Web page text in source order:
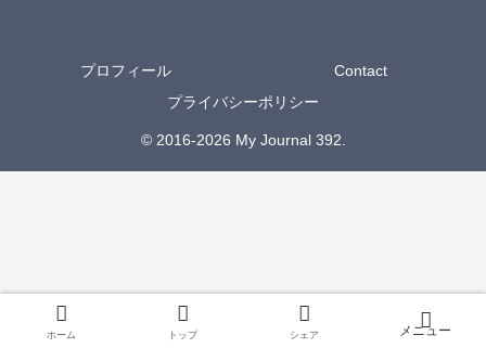
プロフィール
Contact
プライバシーポリシー
© 2016-2026 My Journal 392.
ホーム トップ シェア